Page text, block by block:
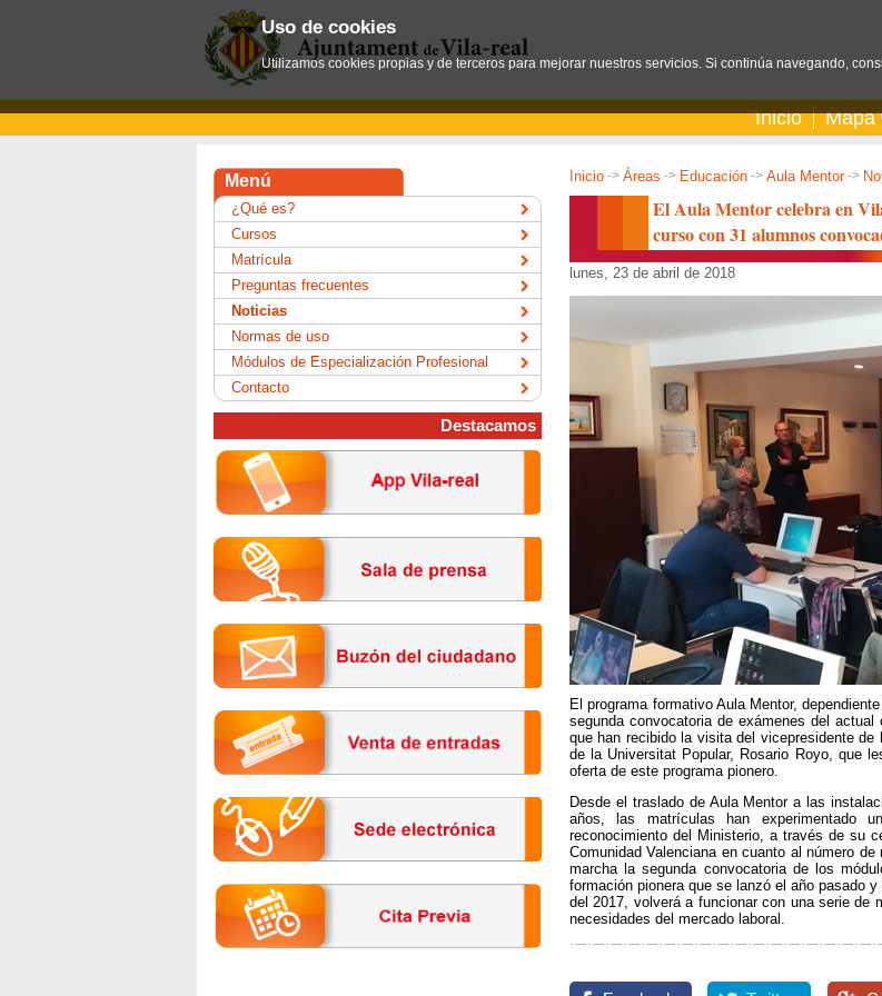
Inicio Mapa
Inicio -> Áreas -> Educación -> Aula Mentor->
El Aula Mentor celebra en
curso con 31 alumnos
lunes, 23 de abril de 2018
El programa formativo Aula Mentor,
segunda convocatoria de exámenes del
que han recibido la visita del vicepresidente
de la Universitat Popular, Rosario Royo, que
oferta de este programa pionero.
Desde el traslado de Aula Mentor a las
años, las matrículas han experimentado
reconocimiento del Ministerio, a través de su
Comunidad Valenciana en cuanto al número
marcha la segunda convocatoria de los
formación pionera que se lanzó el año pasado
del 2017, volverá a funcionar con una serie de
necesidades del mercado laboral.
Menú
¿Qué es?
Cursos
Matrícula
Preguntas frecuentes
Noticias
Normas de uso
Módulos de Especialización Profesional
Contacto
Destacamos
Uso de cookies
Utilizamos cookies propias y de terceros para mejorar nuestros servicios. Si continúa navegando,